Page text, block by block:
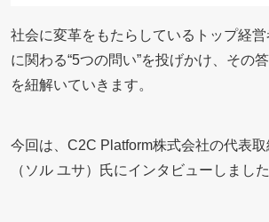
社会に変革をもたらしているトップ経
に関わる“5つの問い”を投げかけ、その
を紐解いていきます。
今回は、C2C Platform株式会社の代表取
（ソル ユサ）氏にインタビューしました